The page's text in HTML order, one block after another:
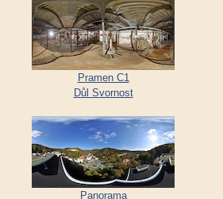
Pramen C1
Důl Svornost
Panorama